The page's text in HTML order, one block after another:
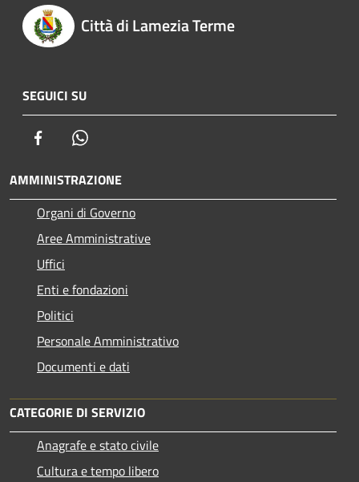
Città di Lamezia Terme
SEGUICI SU
Facebook
AMMINISTRAZIONE
Organi di Governo
Aree Amministrative
Uffici
Enti e fondazioni
Politici
Personale Amministrativo
Documenti e dati
CATEGORIE DI SERVIZIO
Anagrafe e stato civile
Cultura e tempo libero